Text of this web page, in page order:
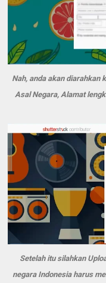
Nah, anda akan diarahkan
Asal Negara, Alamat
Setelah itu silahkan
negara Indonesia harus